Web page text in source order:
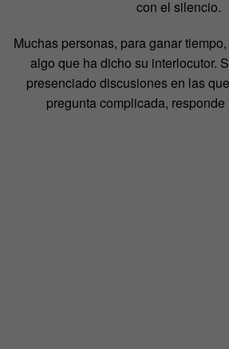
con el silencio.
Muchas personas, para ganar
algo que ha dicho su interlocutor.
presenciado discusiones en las
pregunta complicada,